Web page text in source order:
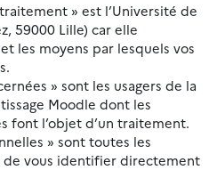
» est l’Université de
59000 Lille) car elle
les moyens par lesquels vos
» sont les usagers de la
Moodle dont les
font l’objet d’un traitement.
» sont toutes les
vous identifier directement